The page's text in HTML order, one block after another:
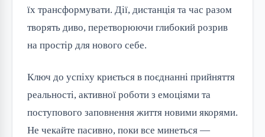
їх трансформувати. Дії, дистанція та час разом
творять диво, перетворюючи глибокий розрив
на простір для нового себе.
Ключ до успіху криється в поєднанні прийняття
реальності, активної роботи з емоціями та
поступового заповнення життя новими якорями.
Не чекайте пасивно, поки все минеться —